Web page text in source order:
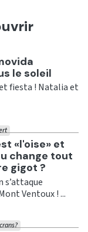
le soleil
fiesta ! Natalia et
«l'oise» et
change tout
gigot ?
s’attaque
Ventoux ! ...